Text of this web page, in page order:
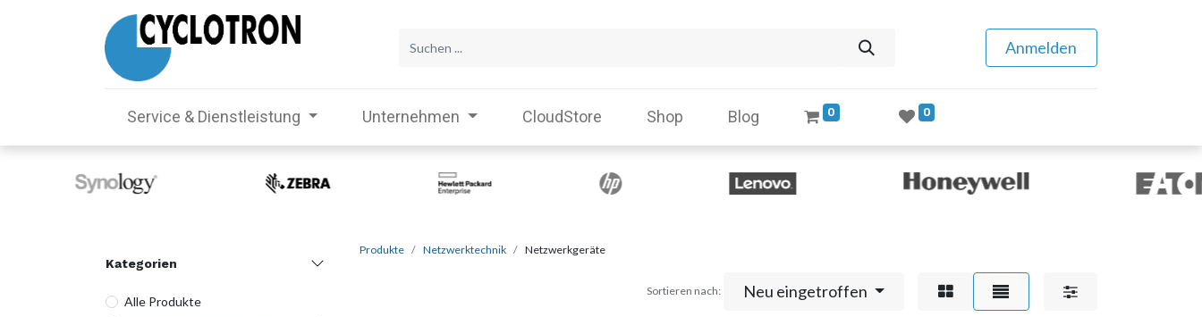
Anmelden
Service & Dienstleistung Unternehmen CloudStore Shop Blog 0 0
Kategorien
Alle Produkte
Produkte Netzwerktechnik Netzwerkgeräte
Sortieren nach: Neu eingetroffen